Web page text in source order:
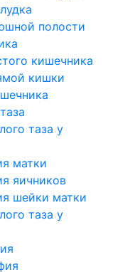
полости
кишечника
кишки
таза у
матки
яичников
шейки матки
таза у